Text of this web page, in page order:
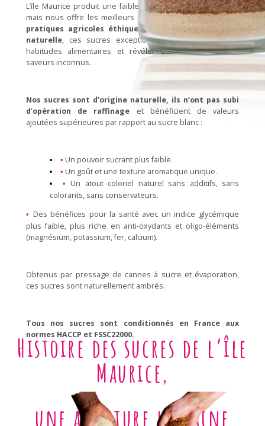
L’île Maurice produit une faible quantité de canne à sucre
mais nous offre les meilleurs sucres au monde.Issus de
pratiques agricoles éthiques et élaborées de façon
naturelle, ces sucres exceptionnels vont changer vos
habitudes alimentaires et révéler des arômes et des
saveurs inconnus.
Nos sucres sont d’origine naturelle, ils n’ont pas subi
d’opération de raffinage et bénéficient de valeurs
ajoutées supérieures par rapport au sucre blanc :
• Un pouvoir sucrant plus faible.
• Un goût et une texture aromatique unique.
•
Un atout coloriel naturel sans additifs, sans
colorants, sans conservateurs.
•
Des bénéfices pour la santé avec un indice glycémique
plus faible, plus riche en anti-oxydants et oligo-éléments
(magnésium, potassium, fer, calcium).
Obtenus par pressage de cannes à sucre et évaporation,
ces sucres sont naturellement ambrés.
Tous nos sucres sont conditionnés en France aux
normes HACCP et FSSC22000.
Histoire des sucres de l’île
Maurice,
une aventure humaine